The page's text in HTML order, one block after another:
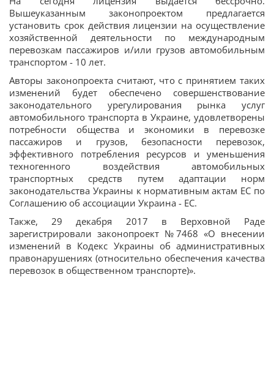
Вышеуказанным законопроектом предлагается
установить срок действия лицензии на осуществление
хозяйственной деятельности по международным
перевозкам пассажиров и/или грузов автомобильным
транспортом - 10 лет.
Авторы законопроекта считают, что с принятием таких
изменений будет обеспечено совершенствование
законодательного урегулирования рынка услуг
автомобильного транспорта в Украине, удовлетворены
потребности общества и экономики в перевозке
пассажиров и грузов, безопасности перевозок,
эффективного потребления ресурсов и уменьшения
техногенного воздействия автомобильных
транспортных средств путем адаптации норм
законодательства Украины к нормативным актам ЕС по
Соглашению об ассоциации Украина - ЕС.
Также, 29 декабря 2017 в Верховной Раде
зарегистрировали законопроект №7468 «О внесении
изменений в Кодекс Украины об административных
правонарушениях (относительно обеспечения качества
перевозок в общественном транспорте)».